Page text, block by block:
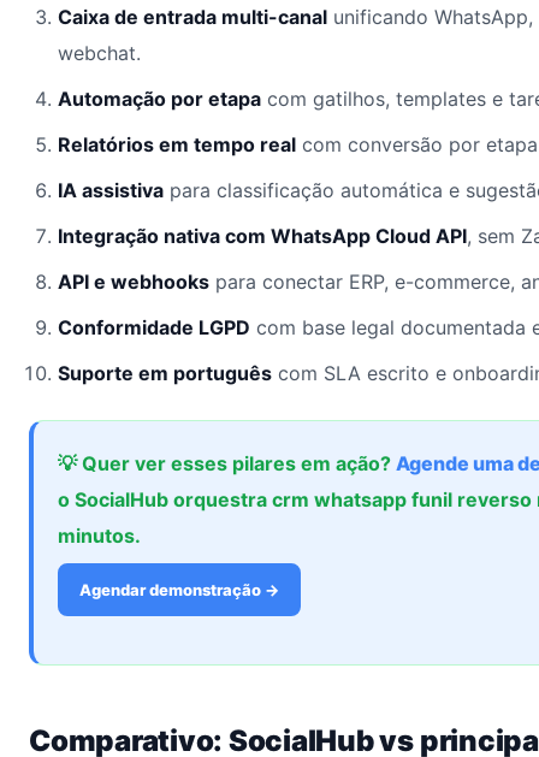
Caixa de entrada multi-canal unificando
webchat.
Automação por etapa com gatilhos, templates e
Relatórios em tempo real com conversão por
IA assistiva para classificação automática e
Integração nativa com WhatsApp Cloud API, sem
API e webhooks para conectar ERP, e-commerce,
Conformidade LGPD com base legal documentada
Suporte em português com SLA escrito e
💡 Quer ver esses pilares em ação? Agende uma
o SocialHub orquestra crm whatsapp funil
minutos.
Agendar demonstração →
Comparativo: SocialHub vs